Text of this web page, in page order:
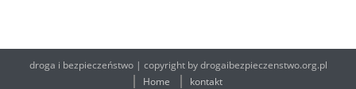
droga i bezpieczeństwo | copyright by drogaibezpieczenstwo.org.pl
Home
kontakt